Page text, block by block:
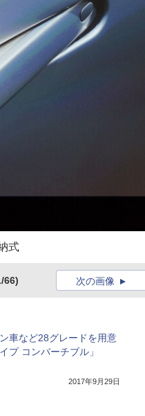
式
66) 次の画像
車など28グレードを用意
プ コンバーチブル」
2017年9月29日